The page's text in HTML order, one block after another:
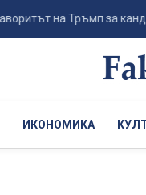
на Тръмп за кандидат на
ИКОНОМИКА